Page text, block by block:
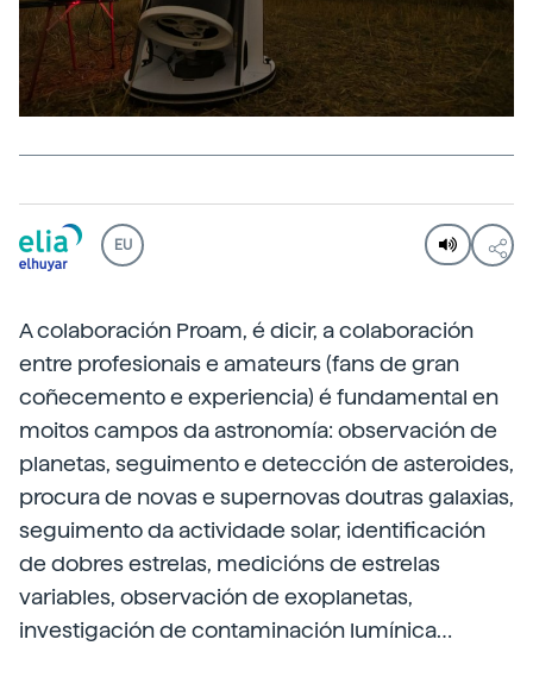
EU
A colaboración Proam, é dicir, a colaboración
entre profesionais e amateurs (fans de gran
coñecemento e experiencia) é fundamental en
moitos campos da astronomía: observación de
planetas, seguimento e detección de asteroides,
procura de novas e supernovas doutras galaxias,
seguimento da actividade solar, identificación
de dobres estrelas, medicións de estrelas
variables, observación de exoplanetas,
investigación de contaminación lumínica…